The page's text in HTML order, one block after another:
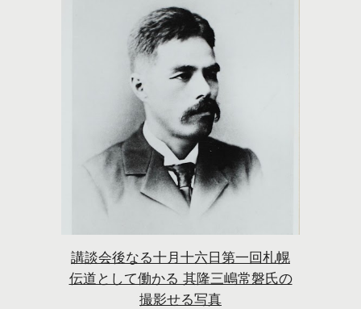
講談会後なる十月十六日第一回札幌
伝道として働かる 其隆三嶋常磐氏の
撮影せる写真